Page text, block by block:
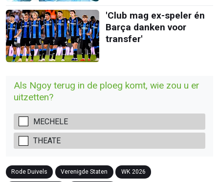
'Club mag ex-speler én
Barça danken voor
transfer'
Als Ngoy terug in de ploeg komt, wie zou u er
uitzetten?
MECHELE
THEATE
Rode Duivels Verenigde Staten WK 2026